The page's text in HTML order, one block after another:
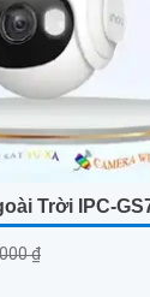
Trời IPC-
₫